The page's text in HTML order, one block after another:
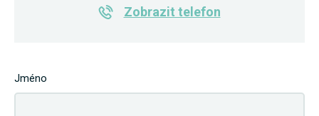
Zobrazit telefon
Jméno